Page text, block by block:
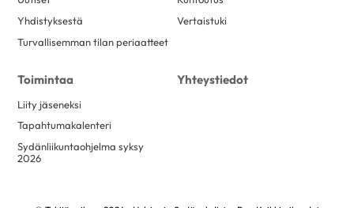
Yhdistyksestä
Turvallisemman tilan periaatteet
Vertaistuki
Toimintaa
Liity jäseneksi
Tapahtumakalenteri
Sydänliikuntaohjelma syksy
2026
Yhteystiedot